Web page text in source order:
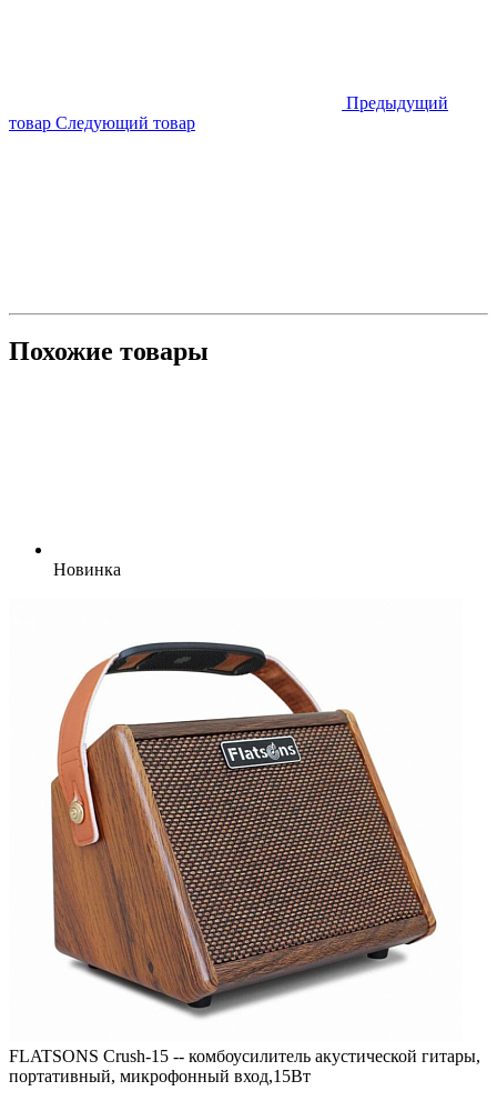
Предыдущий
товар Следующий товар
Похожие товары
Новинка
FLATSONS Crush-15 -- комбоусилитель акустической гитары,
портативный, микрофонный вход,15Вт